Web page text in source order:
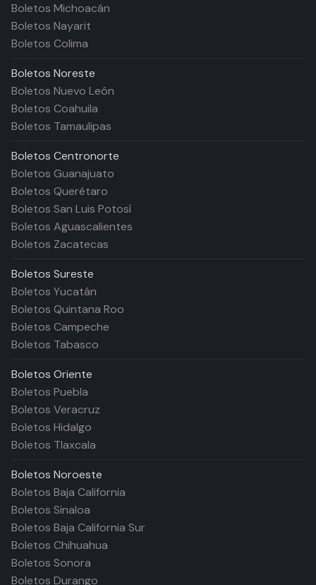
Boletos Michoacán
Boletos Nayarit
Boletos Colima
Boletos Noreste
Boletos Nuevo León
Boletos Coahuila
Boletos Tamaulipas
Boletos Centronorte
Boletos Guanajuato
Boletos Querétaro
Boletos San Luis Potosí
Boletos Aguascalientes
Boletos Zacatecas
Boletos Sureste
Boletos Yucatán
Boletos Quintana Roo
Boletos Campeche
Boletos Tabasco
Boletos Oriente
Boletos Puebla
Boletos Veracruz
Boletos Hidalgo
Boletos Tlaxcala
Boletos Noroeste
Boletos Baja California
Boletos Sinaloa
Boletos Baja California Sur
Boletos Chihuahua
Boletos Sonora
Boletos Durango